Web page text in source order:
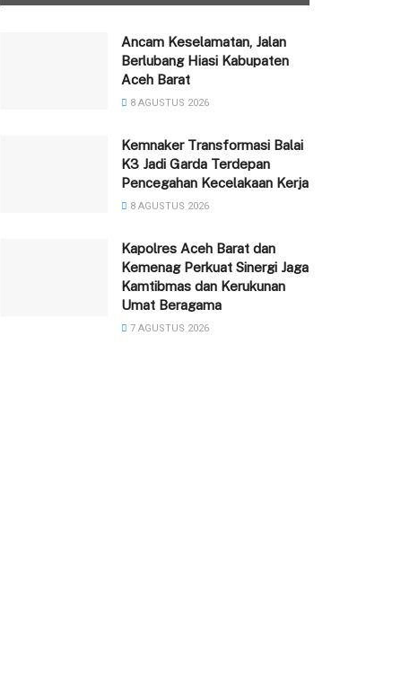
Ancam Keselamatan, Jalan
Berlubang Hiasi Kabupaten
Aceh Barat
8 AGUSTUS 2026
‎Kemnaker Transformasi Balai
K3 Jadi Garda Terdepan
Pencegahan Kecelakaan Kerja
8 AGUSTUS 2026
Kapolres Aceh Barat dan
Kemenag Perkuat Sinergi Jaga
Kamtibmas dan Kerukunan
Umat Beragama
7 AGUSTUS 2026